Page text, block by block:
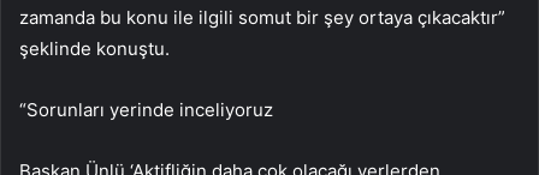
zamanda bu konu ile ilgili somut bir şey ortaya çıkacaktır”
şeklinde konuştu.
“Sorunları yerinde inceliyoruz